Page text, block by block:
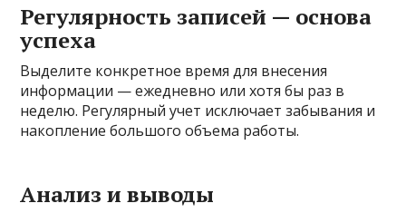
Регулярность записей — основа
успеха
Выделите конкретное время для внесения
информации — ежедневно или хотя бы раз в
неделю. Регулярный учет исключает забывания и
накопление большого объема работы.
Анализ и выводы